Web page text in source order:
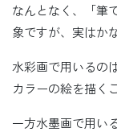
なんとなく、「筆
象ですが、実はか
水彩画で用いるの
カラーの絵を描く
一方水墨画で用い